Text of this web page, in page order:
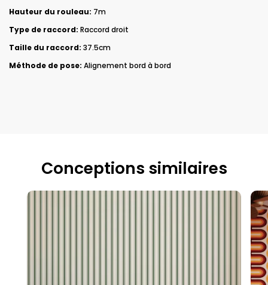
Hauteur du rouleau: 7m
Type de raccord: Raccord droit
Taille du raccord: 37.5cm
Méthode de pose: Alignement bord à bord
Conceptions similaires